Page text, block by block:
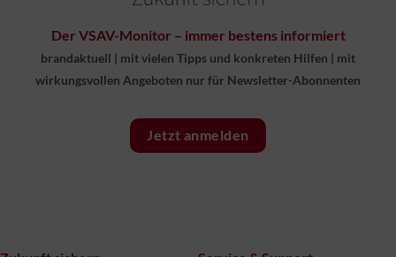
Der VSAV-Monitor – immer bestens informiert
brandaktuell | mit vielen Tipps und konkreten Hilfen | mit
wirkungsvollen Angeboten nur für Newsletter-Abonnenten
Jetzt anmelden